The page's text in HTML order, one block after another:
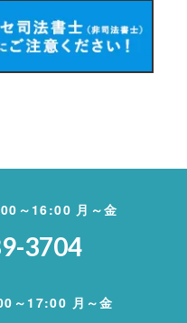
～16:00 月～金
3704
～17:00 月～金